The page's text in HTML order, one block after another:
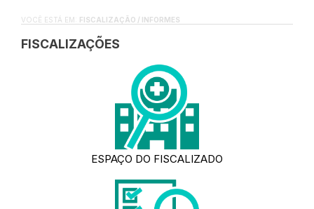
VOCÊ ESTÁ EM: FISCALIZAÇÃO / INFORMES
FISCALIZAÇÕES
ESPAÇO DO FISCALIZADO